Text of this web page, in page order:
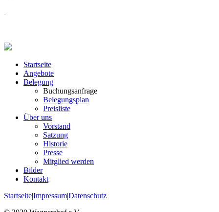
Startseite
Angebote
Belegung
Buchungsanfrage
Belegungsplan
Preisliste
Über uns
Vorstand
Satzung
Historie
Presse
Mitglied werden
Bilder
Kontakt
Startseite|Impressum|Datenschutz